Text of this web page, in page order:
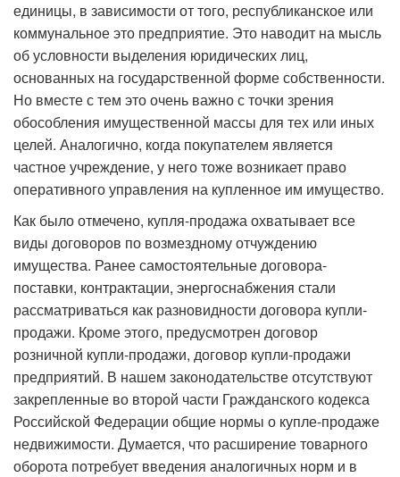
единицы, в зависимости от того, республиканское или
коммунальное это предприятие. Это наводит на мысль
об условности выделения юридических лиц,
основанных на государственной форме собственности.
Но вместе с тем это очень важно с точки зрения
обособления имущественной массы для тех или иных
целей. Аналогично, когда покупателем является
частное учреждение, у него тоже возникает право
оперативного управления на купленное им имущество.
Как было отмечено, купля-продажа охватывает все
виды договоров по возмездному отчуждению
имущества. Ранее самостоятельные договора-
поставки, контрактации, энергоснабжения стали
рассматриваться как разновидности договора купли-
продажи. Кроме этого, предусмотрен договор
розничной купли-продажи, договор купли-продажи
предприятий. В нашем законодательстве отсутствуют
закрепленные во второй части Гражданского кодекса
Российской Федерации общие нормы о купле-продаже
недвижимости. Думается, что расширение товарного
оборота потребует введения аналогичных норм и в